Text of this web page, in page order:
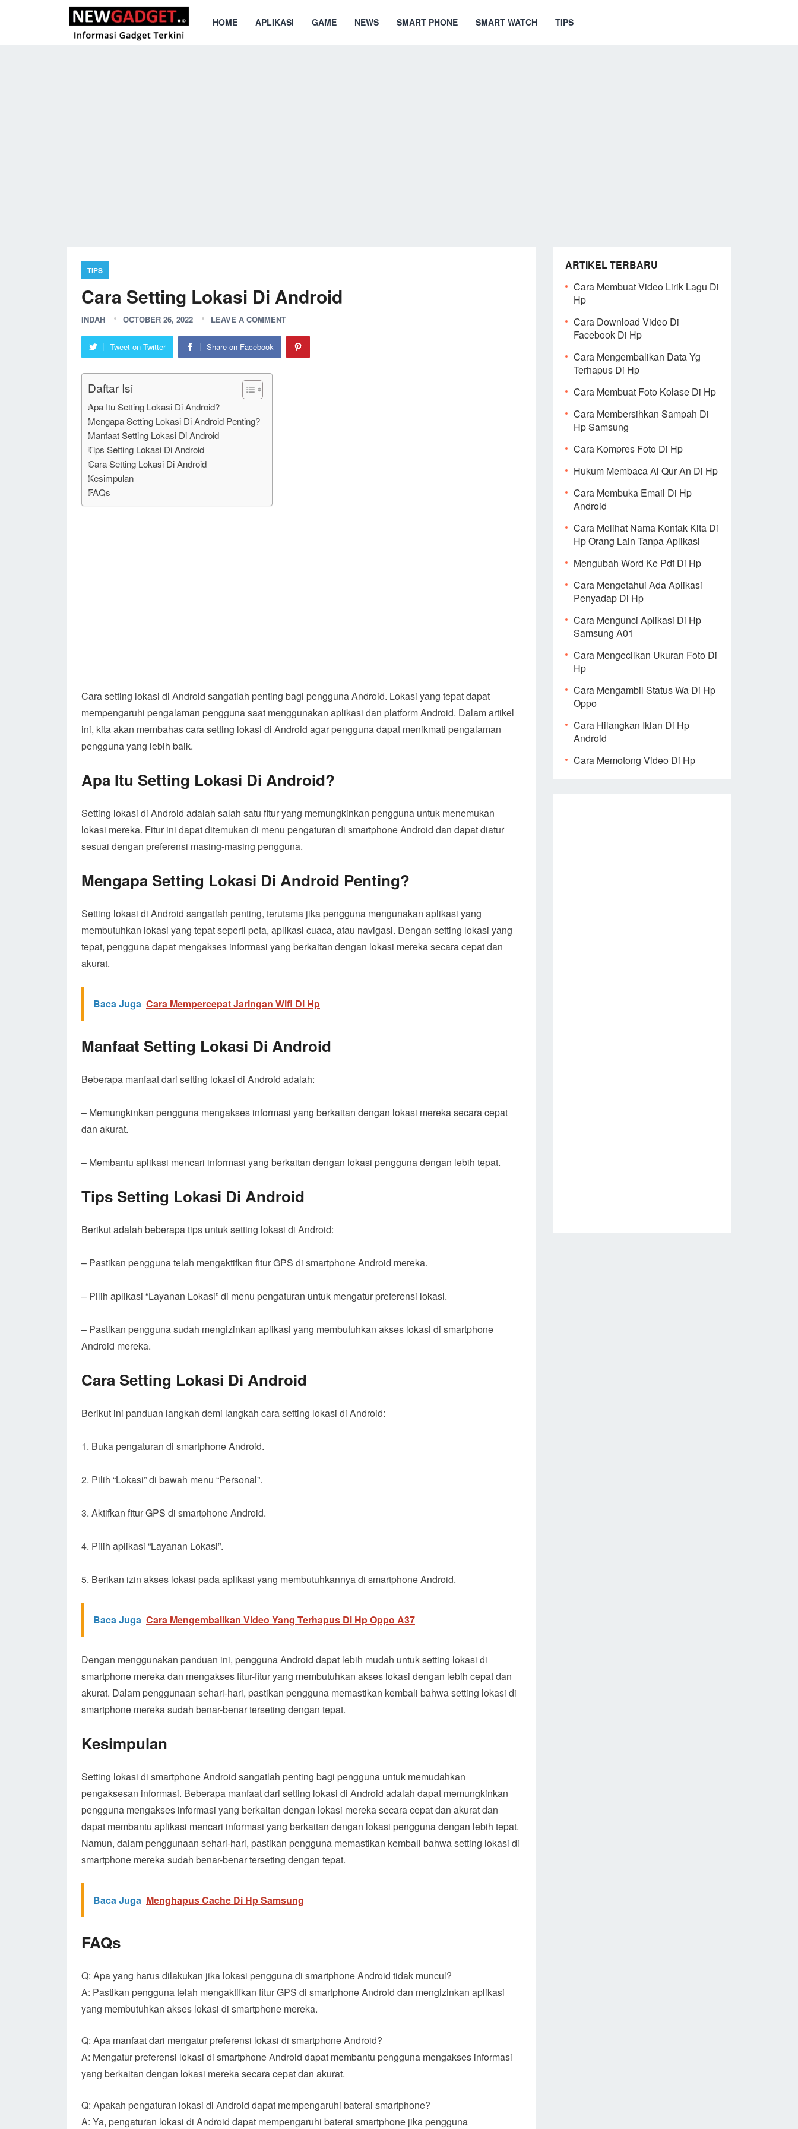
HOME APLIKASI GAME NEWS SMART PHONE SMART WATCH TIPS
TIPS
Cara Setting Lokasi Di Android
INDAH OCTOBER 26, 2022 LEAVE A COMMENT
Tweet on Twitter Share on Facebook
Daftar Isi
Apa Itu Setting Lokasi Di Android?
Mengapa Setting Lokasi Di Android Penting?
Manfaat Setting Lokasi Di Android
Tips Setting Lokasi Di Android
Cara Setting Lokasi Di Android
Kesimpulan
FAQs
Cara setting lokasi di Android sangatlah penting bagi pengguna Android. Lokasi yang tepat dapat
mempengaruhi pengalaman pengguna saat menggunakan aplikasi dan platform Android. Dalam artikel
ini, kita akan membahas cara setting lokasi di Android agar pengguna dapat menikmati pengalaman
pengguna yang lebih baik.
Apa Itu Setting Lokasi Di Android?
Setting lokasi di Android adalah salah satu fitur yang memungkinkan pengguna untuk menemukan
lokasi mereka. Fitur ini dapat ditemukan di menu pengaturan di smartphone Android dan dapat diatur
sesuai dengan preferensi masing-masing pengguna.
Mengapa Setting Lokasi Di Android Penting?
Setting lokasi di Android sangatlah penting, terutama jika pengguna mengunakan aplikasi yang
membutuhkan lokasi yang tepat seperti peta, aplikasi cuaca, atau navigasi. Dengan setting lokasi yang
tepat, pengguna dapat mengakses informasi yang berkaitan dengan lokasi mereka secara cepat dan
akurat.
Baca Juga Cara Mempercepat Jaringan Wifi Di Hp
Manfaat Setting Lokasi Di Android
Beberapa manfaat dari setting lokasi di Android adalah:
– Memungkinkan pengguna mengakses informasi yang berkaitan dengan lokasi mereka secara cepat
dan akurat.
– Membantu aplikasi mencari informasi yang berkaitan dengan lokasi pengguna dengan lebih tepat.
Tips Setting Lokasi Di Android
Berikut adalah beberapa tips untuk setting lokasi di Android:
– Pastikan pengguna telah mengaktifkan fitur GPS di smartphone Android mereka.
– Pilih aplikasi “Layanan Lokasi” di menu pengaturan untuk mengatur preferensi lokasi.
– Pastikan pengguna sudah mengizinkan aplikasi yang membutuhkan akses lokasi di smartphone
Android mereka.
Cara Setting Lokasi Di Android
Berikut ini panduan langkah demi langkah cara setting lokasi di Android:
1. Buka pengaturan di smartphone Android.
2. Pilih “Lokasi” di bawah menu “Personal”.
3. Aktifkan fitur GPS di smartphone Android.
4. Pilih aplikasi “Layanan Lokasi”.
5. Berikan izin akses lokasi pada aplikasi yang membutuhkannya di smartphone Android.
Baca Juga Cara Mengembalikan Video Yang Terhapus Di Hp Oppo A37
Dengan menggunakan panduan ini, pengguna Android dapat lebih mudah untuk setting lokasi di
smartphone mereka dan mengakses fitur-fitur yang membutuhkan akses lokasi dengan lebih cepat dan
akurat. Dalam penggunaan sehari-hari, pastikan pengguna memastikan kembali bahwa setting lokasi di
smartphone mereka sudah benar-benar terseting dengan tepat.
Kesimpulan
Setting lokasi di smartphone Android sangatlah penting bagi pengguna untuk memudahkan
pengaksesan informasi. Beberapa manfaat dari setting lokasi di Android adalah dapat memungkinkan
pengguna mengakses informasi yang berkaitan dengan lokasi mereka secara cepat dan akurat dan
dapat membantu aplikasi mencari informasi yang berkaitan dengan lokasi pengguna dengan lebih tepat.
Namun, dalam penggunaan sehari-hari, pastikan pengguna memastikan kembali bahwa setting lokasi di
smartphone mereka sudah benar-benar terseting dengan tepat.
Baca Juga Menghapus Cache Di Hp Samsung
FAQs
Q: Apa yang harus dilakukan jika lokasi pengguna di smartphone Android tidak muncul?
A: Pastikan pengguna telah mengaktifkan fitur GPS di smartphone Android dan mengizinkan aplikasi
yang membutuhkan akses lokasi di smartphone mereka.
Q: Apa manfaat dari mengatur preferensi lokasi di smartphone Android?
A: Mengatur preferensi lokasi di smartphone Android dapat membantu pengguna mengakses informasi
yang berkaitan dengan lokasi mereka secara cepat dan akurat.
Q: Apakah pengaturan lokasi di Android dapat mempengaruhi baterai smartphone?
A: Ya, pengaturan lokasi di Android dapat mempengaruhi baterai smartphone jika pengguna
ARTIKEL TERBARU
Cara Membuat Video Lirik Lagu Di
Hp
Cara Download Video Di
Facebook Di Hp
Cara Mengembalikan Data Yg
Terhapus Di Hp
Cara Membuat Foto Kolase Di Hp
Cara Membersihkan Sampah Di
Hp Samsung
Cara Kompres Foto Di Hp
Hukum Membaca Al Qur An Di Hp
Cara Membuka Email Di Hp
Android
Cara Melihat Nama Kontak Kita Di
Hp Orang Lain Tanpa Aplikasi
Mengubah Word Ke Pdf Di Hp
Cara Mengetahui Ada Aplikasi
Penyadap Di Hp
Cara Mengunci Aplikasi Di Hp
Samsung A01
Cara Mengecilkan Ukuran Foto Di
Hp
Cara Mengambil Status Wa Di Hp
Oppo
Cara Hilangkan Iklan Di Hp
Android
Cara Memotong Video Di Hp